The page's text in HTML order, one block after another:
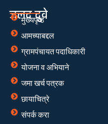
जलद दुवे
मुख्यपृष्ठ
आमच्याबद्दल
ग्रामपंचायत पदाधिकारी
योजना व अभियाने
जमा खर्च पत्रक
छायाचित्रे
संपर्क करा